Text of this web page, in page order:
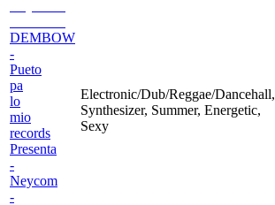
DEMBOW
-
Pueto
pa
lo
mio
records
Presenta
-
Neycom
-
Electronic/Dub/Reggae/Dancehall,
Synthesizer, Summer, Energetic,
Sexy